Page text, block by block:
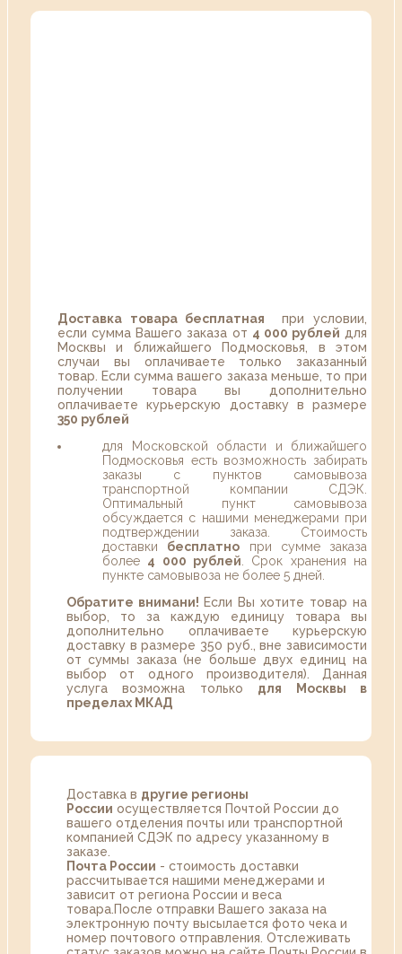
Доставка товара бесплатная при условии,
если сумма Вашего заказа от 4 000 рублей для
Москвы и ближайшего Подмосковья, в этом
случаи вы оплачиваете только заказанный
товар. Если сумма вашего заказа меньше, то при
получении товара вы дополнительно
оплачиваете курьерскую доставку в размере
350 рублей
для Московской области и ближайшего
Подмосковья есть возможность забирать
заказы с пунктов самовывоза
транспортной компании СДЭК.
Оптимальный пункт самовывоза
обсуждается с нашими менеджерами при
подтверждении заказа. Стоимость
доставки бесплатно при сумме заказа
более 4 000 рублей . Срок хранения на
пункте самовывоза не более 5 дней.
Обратите внимани! Если Вы хотите товар на
выбор, то за каждую единицу товара вы
дополнительно оплачиваете курьерскую
доставку в размере 350 руб., вне зависимости
от суммы заказа (не больше двух единиц на
выбор от одного производителя). Данная
услуга возможна только для Москвы в
пределах МКАД
Доставка в другие регионы
России осуществляется Почтой России до
вашего отделения почты или транспортной
компанией СДЭК по адресу указанному в
заказе.
Почта России - стоимость доставки
рассчитывается нашими менеджерами и
зависит от региона России и веса
товара.После отправки Вашего заказа на
электронную почту высылается фото чека и
номер почтового отправления. Отслеживать